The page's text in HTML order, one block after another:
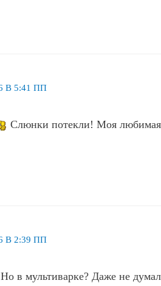
В 5:41 ПП
Слюнки потекли! Моя
В 2:39 ПП
в мультиварке? Даже не